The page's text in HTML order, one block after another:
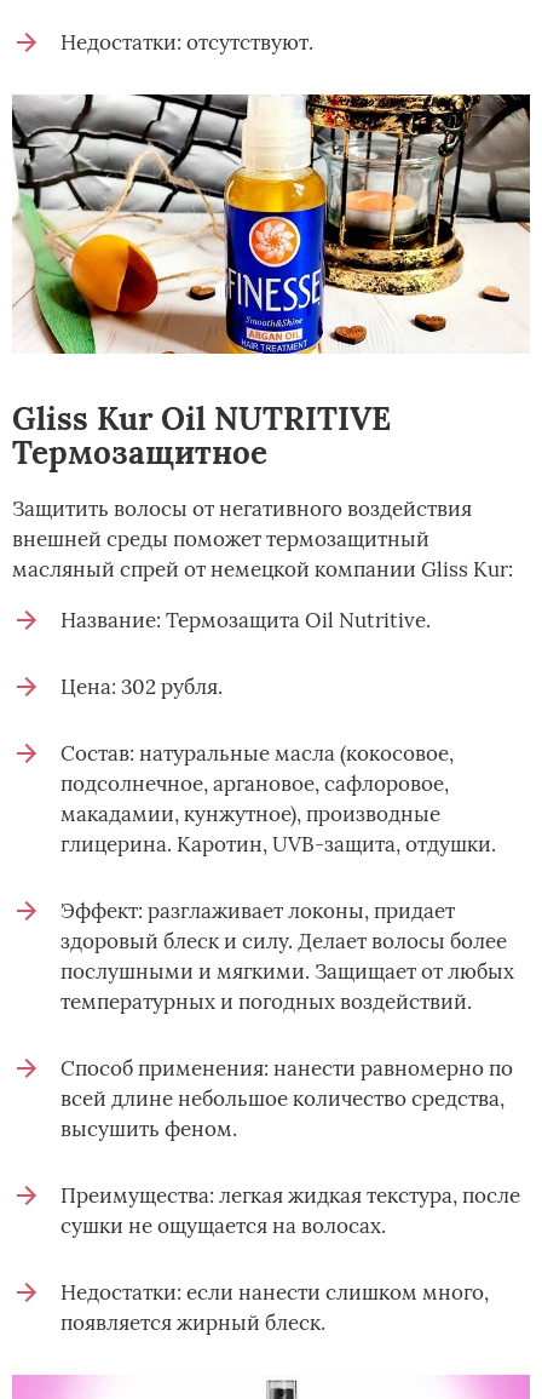
Недостатки: отсутствуют.
Gliss Kur Oil NUTRITIVE
Термозащитное
Защитить волосы от негативного воздействия
внешней среды поможет термозащитный
масляный спрей от немецкой компании Gliss Kur:
Название: Термозащита Oil Nutritive.
Цена: 302 рубля.
Состав: натуральные масла (кокосовое,
подсолнечное, аргановое, сафлоровое,
макадамии, кунжутное), производные
глицерина. Каротин, UVB-защита, отдушки.
Эффект: разглаживает локоны, придает
здоровый блеск и силу. Делает волосы более
послушными и мягкими. Защищает от любых
температурных и погодных воздействий.
Способ применения: нанести равномерно по
всей длине небольшое количество средства,
высушить феном.
Преимущества: легкая жидкая текстура, после
сушки не ощущается на волосах.
Недостатки: если нанести слишком много,
появляется жирный блеск.